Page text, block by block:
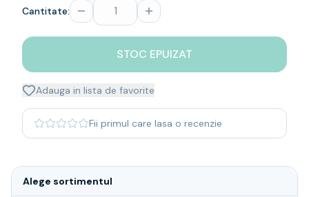
Sampanie
Single malt
Japanese
Bourbon
Blanded Japanese
Canadian
Rom
Vodka
Cantitate:
STOC EPUIZAT
Adauga in lista de favorite
Fii primul care lasa o recenzie
Alege sortimentul